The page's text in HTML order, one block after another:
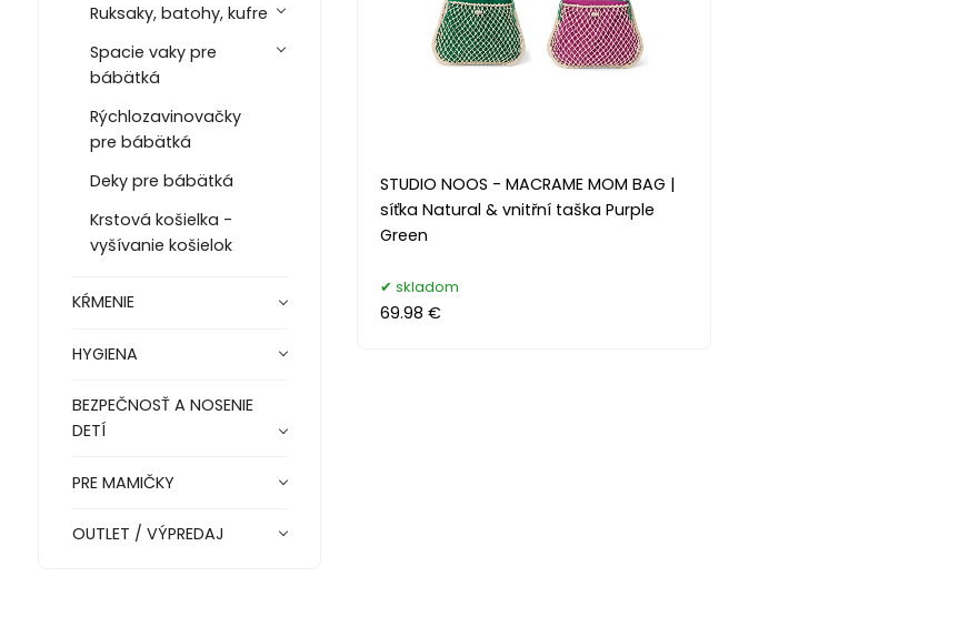
Ruksaky, batohy, kufre
Spacie vaky pre
bábätká
Rýchlozavinovačky
pre bábätká
Deky pre bábätká
Krstová košielka -
vyšívanie košielok
KŔMENIE
HYGIENA
BEZPEČNOSŤ A NOSENIE
DETÍ
PRE MAMIČKY
OUTLET / VÝPREDAJ
STUDIO NOOS - MACRAME MOM BAG |
síťka Natural & vnitřní taška Purple
Green
skladom
69.98 €